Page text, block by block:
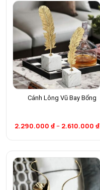
Cánh Lông Vũ Bay Bổng
2.290.000 ₫– 2.610.000 ₫